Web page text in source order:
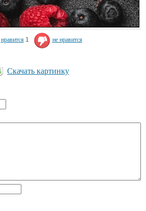
нравится 1 не нравится
Скачать картинку